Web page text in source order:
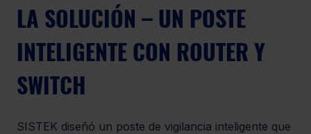
LA SOLUCIÓN – UN POSTE
INTELIGENTE CON ROUTER Y
SWITCH
SISTEK diseñó un poste de vigilancia inteligente que